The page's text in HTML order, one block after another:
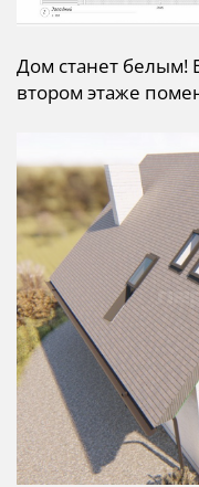
Дом станет белым!
втором этаже